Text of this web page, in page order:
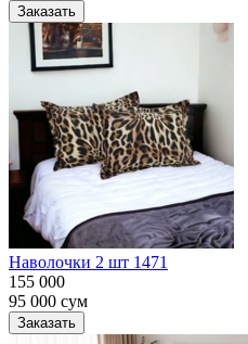
Заказать
Наволочки 2 шт 1471
155 000
95 000 сум
Заказать